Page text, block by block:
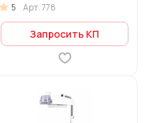
5 Арт.778
Запросить КП